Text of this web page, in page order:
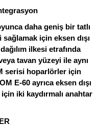
daha geniş bir tatlı
için eksen dışı
ilkesi etrafında
tavan yüzeyi ile aynı
serisi hoparlörler için
E-60 ayrıca eksen dışı
iki kaydırmalı anahtar